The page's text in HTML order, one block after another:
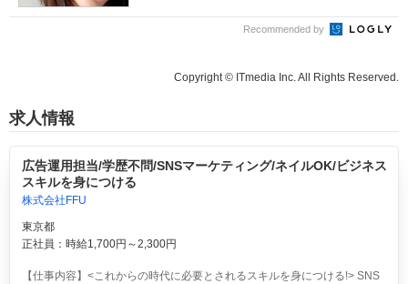
Recommended by
Copyright © ITmedia Inc. All Rights Reserved.
求人情報
広告運用担当/学歴不問/SNSマーケティング/ネイルOK/ビジネス
スキルを身につける
株式会社FFU
東京都
正社員：時給1,700円～2,300円
【仕事内容】<これからの時代に必要とされるスキルを身につける!> SNS